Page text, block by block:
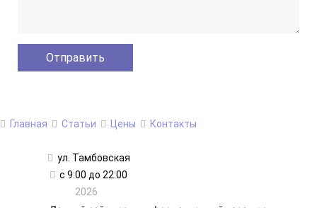
Главная Статьи Цены Контакты
ул. Тамбовская
с 9:00 до 22:00
2026